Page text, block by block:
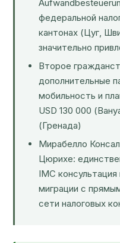
федеральной
кантонах (Цуг,
значительно
Второе
дополнительные
мобильность и
USD 130 000
(Гренада)
Мирабелло
Цюрихе:
IMC
миграции с
сети налоговых